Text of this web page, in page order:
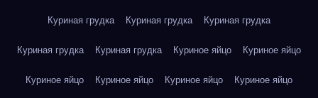
Куриная грудка Куриная грудка Куриная грудка
Куриная грудка Куриная грудка Куриное яйцо Куриное яйцо
Куриное яйцо Куриное яйцо Куриное яйцо Куриное яйцо